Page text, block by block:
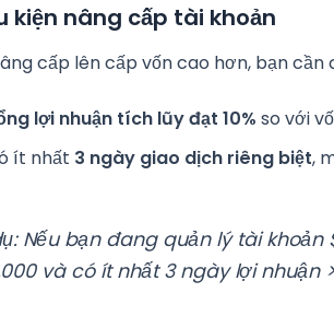
kiện nâng cấp tài khoản
cấp lên cấp vốn cao hơn, bạn cần
lợi nhuận tích lũy đạt 10% so với
ít nhất 3 ngày giao dịch riêng biệt,
Nếu bạn đang quản lý tài
và có ít nhất 3 ngày lợi nhuận